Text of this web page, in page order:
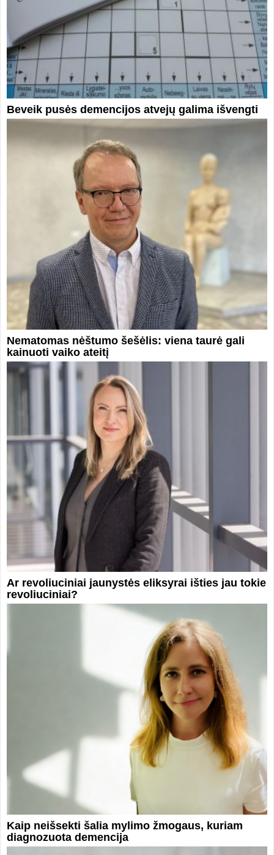
Beveik pusės demencijos atvejų galima išvengti
Nematomas nėštumo šešėlis: viena taurė gali
kainuoti vaiko ateitį
Ar revoliuciniai jaunystės eliksyrai išties jau tokie
revoliuciniai?
Kaip neišsekti šalia mylimo žmogaus, kuriam
diagnozuota demencija